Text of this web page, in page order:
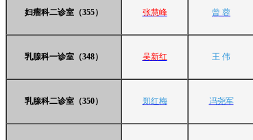
妇瘤科二诊室（355） 张慧峰 曾 蓉
乳腺科一诊室（348） 吴新红 王 伟
乳腺科二诊室（350） 郑红梅 冯尧军